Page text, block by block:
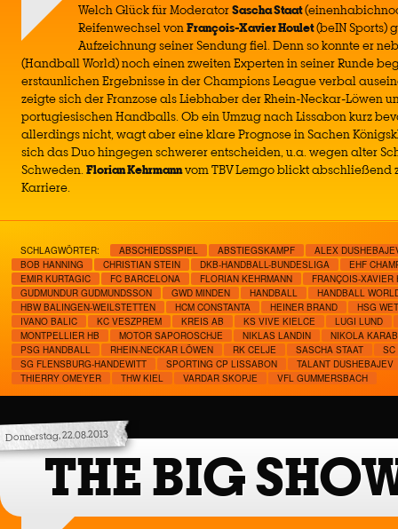
Welch Glück für ModeratorSascha Staat
Reifenwechsel vonFrançois-Xavier Houlet(beIN Sports)
Aufzeichnung seiner Sendung fiel. Denn so konnte er
(Handball World) noch einen zweiten Experten in seiner Runde
erstaunlichen Ergebnisse in der Champions League verbal
zeigte sich der Franzose als Liebhaber der Rhein-Neckar-Löwen
portugiesischen Handballs. Ob ein Umzug nach Lissabon kurz
allerdings nicht, wagt aber eine klare Prognose in Sachen
sich das Duo hingegen schwerer entscheiden, u.a. wegen alter
Schweden.Florian Kehrmannvom TBV Lemgo blickt abschließend
Karriere.
SCHLAGWÖRTER: ABSCHIEDSSPIEL ABSTIEGSKAMPF
ALEX
BOB HANNING
CHRISTIAN STEIN DKB-HANDBALL-BUNDESLIGA
EHF
EMIR KURTAGIC
FC BARCELONA FLORIAN KEHRMANN
FRANÇOIS-XAVIER
GUDMUNDUR GUDMUNDSSON
GWD MINDEN HANDBALL
HANDBALL
HBW BALINGEN-WEILSTETTEN
HCM CONSTANTA HEINER BRAND
HSG
IVANO BALIC
KC VESZPREM KREIS AB KS VIVE KIELCE
LUGI LUND
MONTPELLIER HB
MOTOR SAPOROSCHJE NIKLAS LANDIN
NIKOLA
PSG HANDBALL
RHEIN-NECKAR LÖWEN RK CELJE SASCHA STAAT
SC
SG FLENSBURG-HANDEWITT
SPORTING CP LISSABON
TALANT DUSHEBAJEV
THIERRY OMEYER
THW KIEL VARDAR SKOPJE VFL GUMMERSBACH
Donnerstag, 22.08.2013
THE BIG